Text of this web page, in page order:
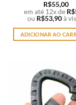
R$55,00
em até 12x de R$
ou R$53,90 à
ADICIONAR AO